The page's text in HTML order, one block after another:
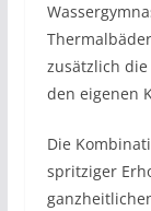
zusätzlich
den eigenen
Die
spritziger